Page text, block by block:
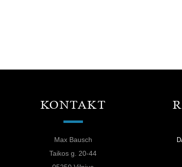
KONTAKT
Max Bausch
Taikos g. 20-44